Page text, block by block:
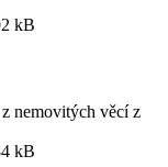
kB
nemovitých věcí z
kB